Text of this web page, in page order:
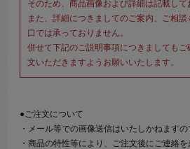
そのため、商品画像および詳細は記載して
また、詳細につきましてのご案内、ご相
口では承っておりません。
併せて下記のご説明事項につきましても
文いただきますようお願いいたします。
●ご注文について
・メール等での画像送信はいたしかねますの
・商品の特性等により、ご注文後にご連絡